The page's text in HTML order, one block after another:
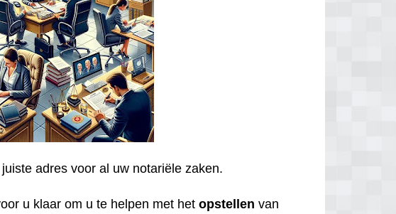
adres voor al uw notariële zaken.
u klaar om u te helpen met hetopstellen van